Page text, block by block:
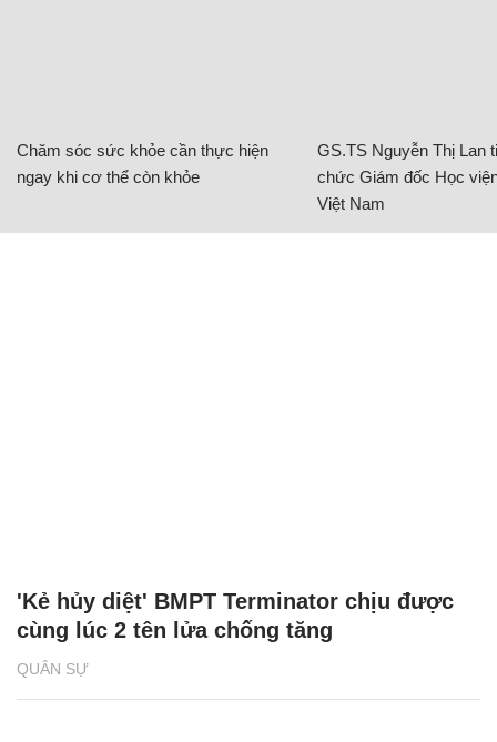
Chăm sóc sức khỏe cần thực hiện
ngay khi cơ thể còn khỏe
GS.TS Nguyễn Thị Lan
chức Giám đốc Học
Việt Nam
QUÂN SỰ
'Kẻ hủy diệt' BMPT Terminator chịu được
cùng lúc 2 tên lửa chống tăng